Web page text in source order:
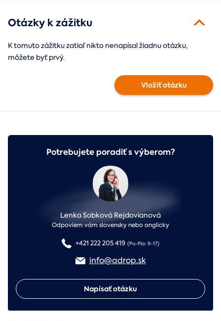
Otázky k zážitku
K tomuto zážitku zatiaľ nikto nenapísal žiadnu otázku,
môžete byť prvý.
Vložiť otázku
Potrebujete poradiť s výberom?
Lenka Sobková Rejdovianová
Odpoviem vám slovensky nebo anglicky
+421 222 205 419 (Po-Pia: 9-17)
info@adrop.sk
Napísať otázku